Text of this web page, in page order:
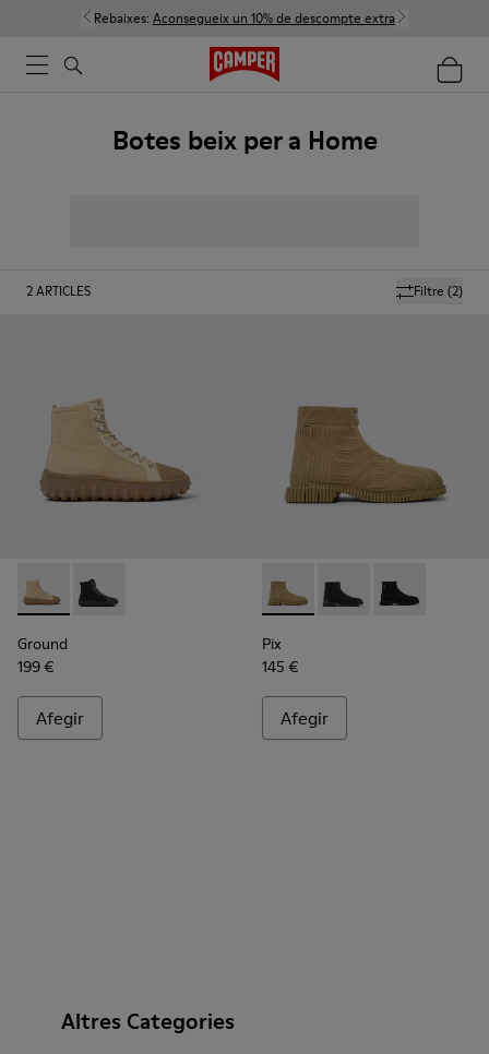
Rebaixes: Aconsegueix un 10% de descompte extra
Botes beix per a Home
Filtre (2)
2ARTICLES
Ground - K300405-010 - Botina d’home de teixit i pell de
Ground - K300405-011
Ground
199 €
Afegir
Pix - K300262-014 - Botina
Pix - K300262-017
Pix -
Pix
145 €
Afegir
Altres Categories